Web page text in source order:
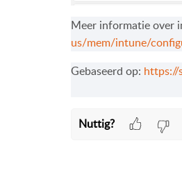
Meer informatie over
us/mem/intune/
Gebaseerd op: https://
Nuttig?